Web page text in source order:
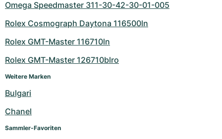
Omega Speedmaster 311-30-42-30-01-005
Rolex Cosmograph Daytona 116500ln
Rolex GMT-Master 116710ln
Rolex GMT-Master 126710blro
Weitere Marken
Bulgari
Chanel
Sammler-Favoriten